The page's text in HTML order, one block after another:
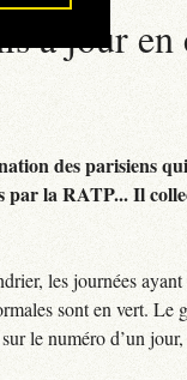
à jour
des parisiens
par la RATP... Il
les journées
sont en vert. Le
le numéro d’un